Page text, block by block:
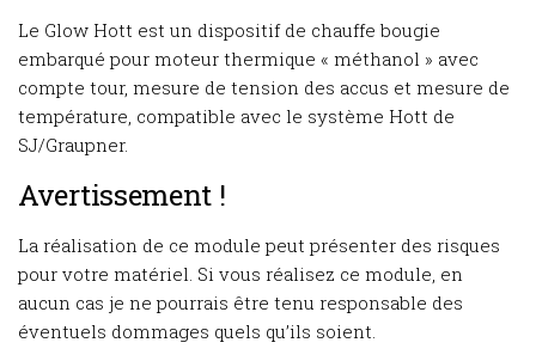
Le Glow Hott est un dispositif de chauffe bougie
embarqué pour moteur thermique « méthanol » avec
compte tour, mesure de tension des accus et mesure de
température, compatible avec le système Hott de
SJ/Graupner.
Avertissement !
La réalisation de ce module peut présenter des risques
pour votre matériel. Si vous réalisez ce module, en
aucun cas je ne pourrais être tenu responsable des
éventuels dommages quels qu’ils soient.